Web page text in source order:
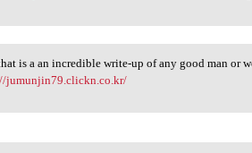
that
is a an incredible write-up of any good man or
jumunjin79.clickn.co.kr/